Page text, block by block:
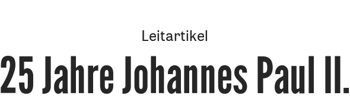
Leitartikel
:
25 Jahre Johannes Paul II.